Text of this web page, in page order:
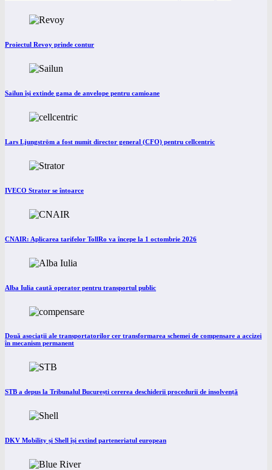
Proiectul Revoy prinde contur
Sailun își extinde gama de anvelope pentru camioane
Lars Ljungström a fost numit director general (CFO) pentru cellcentric
IVECO Strator se întoarce
CNAIR: Aplicarea tarifelor TollRo va începe la 1 octombrie 2026
Alba Iulia caută operator pentru transportul public
Două asociații ale transportatorilor cer transformarea schemei de compensare a accizei
în mecanism permanent
STB a depus la Tribunalul București cererea deschiderii procedurii de insolvență
DKV Mobility și Shell își extind parteneriatul european